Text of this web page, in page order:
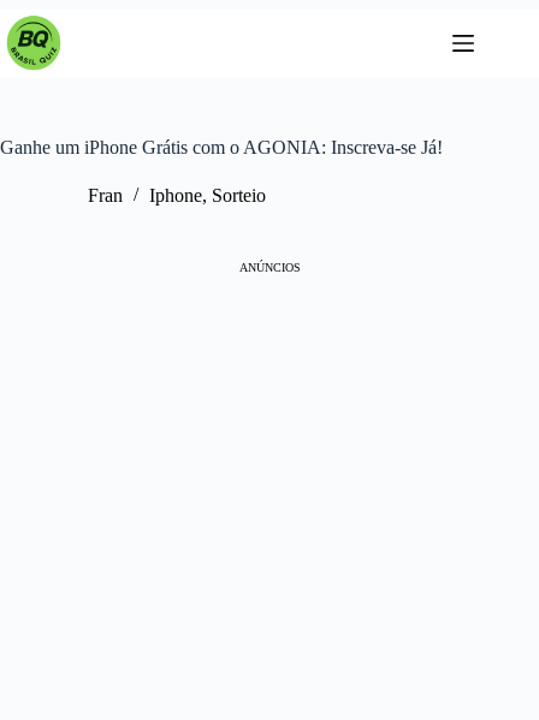
Pular
para
Ganhe um iPhone Grátis com o AGONIA: Inscreva-se Já!
Fran Iphone, Sorteio
ANÚNCIOS